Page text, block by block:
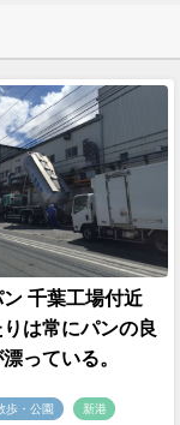
千葉工場付近
は常にパンの良
っている。
歩・公園 新港